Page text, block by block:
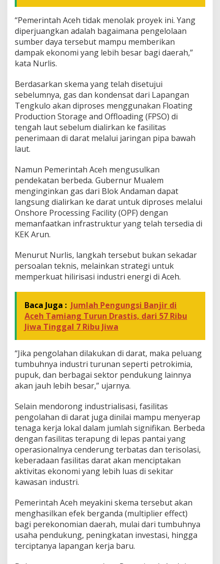
“Pemerintah Aceh tidak menolak proyek ini. Yang
diperjuangkan adalah bagaimana pengelolaan
sumber daya tersebut mampu memberikan
dampak ekonomi yang lebih besar bagi daerah,”
kata Nurlis.
Berdasarkan skema yang telah disetujui
sebelumnya, gas dan kondensat dari Lapangan
Tengkulo akan diproses menggunakan Floating
Production Storage and Offloading (FPSO) di
tengah laut sebelum dialirkan ke fasilitas
penerimaan di darat melalui jaringan pipa bawah
laut.
Namun Pemerintah Aceh mengusulkan
pendekatan berbeda. Gubernur Mualem
menginginkan gas dari Blok Andaman dapat
langsung dialirkan ke darat untuk diproses melalui
Onshore Processing Facility (OPF) dengan
memanfaatkan infrastruktur yang telah tersedia di
KEK Arun.
Menurut Nurlis, langkah tersebut bukan sekadar
persoalan teknis, melainkan strategi untuk
memperkuat hilirisasi industri energi di Aceh.
Baca Juga : Jumlah Pengungsi Banjir di
Aceh Tamiang Turun Drastis, dari 57 Ribu
Jiwa Tinggal 7 Ribu Jiwa
“Jika pengolahan dilakukan di darat, maka peluang
tumbuhnya industri turunan seperti petrokimia,
pupuk, dan berbagai sektor pendukung lainnya
akan jauh lebih besar,” ujarnya.
Selain mendorong industrialisasi, fasilitas
pengolahan di darat juga dinilai mampu menyerap
tenaga kerja lokal dalam jumlah signifikan. Berbeda
dengan fasilitas terapung di lepas pantai yang
operasionalnya cenderung terbatas dan terisolasi,
keberadaan fasilitas darat akan menciptakan
aktivitas ekonomi yang lebih luas di sekitar
kawasan industri.
Pemerintah Aceh meyakini skema tersebut akan
menghasilkan efek berganda (multiplier effect)
bagi perekonomian daerah, mulai dari tumbuhnya
usaha pendukung, peningkatan investasi, hingga
terciptanya lapangan kerja baru.